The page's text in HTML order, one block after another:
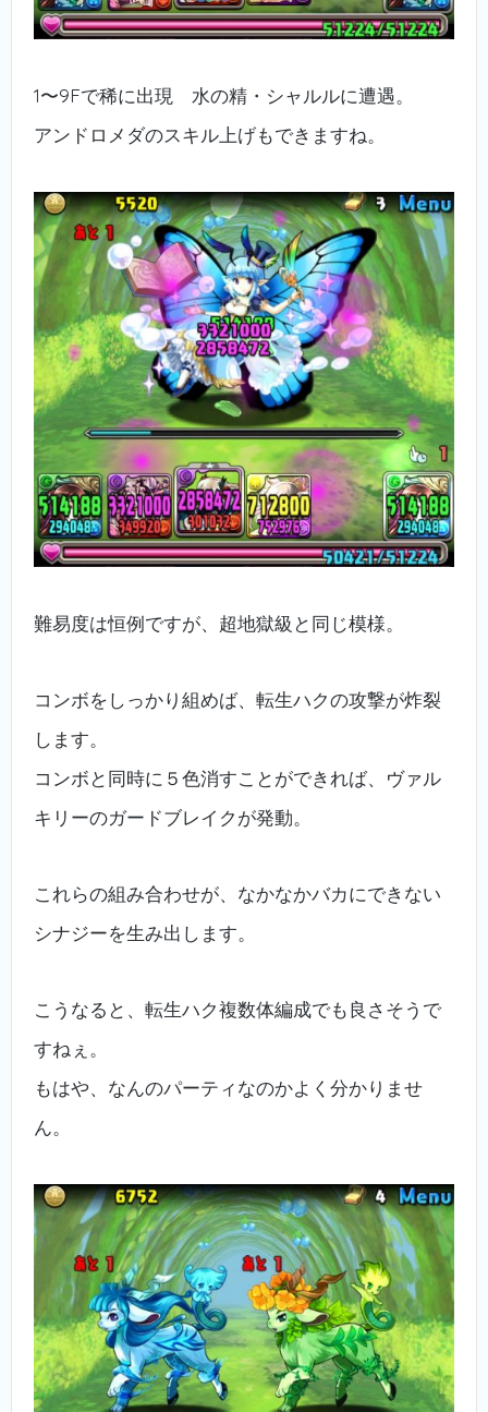
1〜9Fで稀に出現 水の精・シャルルに遭遇。
アンドロメダのスキル上げもできますね。
難易度は恒例ですが、超地獄級と同じ模様。
コンボをしっかり組めば、転生ハクの攻撃が炸裂
します。
コンボと同時に５色消すことができれば、ヴァル
キリーのガードブレイクが発動。
これらの組み合わせが、なかなかバカにできない
シナジーを生み出します。
こうなると、転生ハク複数体編成でも良さそうで
すねぇ。
もはや、なんのパーティなのかよく分かりませ
ん。